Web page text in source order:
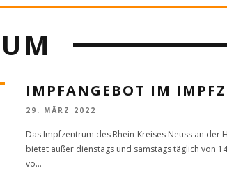
IMPFANGEBOT IM
29. MÄRZ 2022
Das Impfzentrum des Rhein-Kreises Neuss an der
bietet außer dienstags und samstags täglich von
vo...